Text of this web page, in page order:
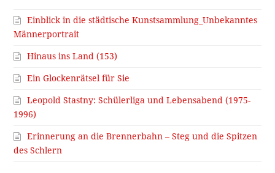
Einblick in die städtische Kunstsammlung_Unbekanntes
Männerportrait
Hinaus ins Land (153)
Ein Glockenrätsel für Sie
Leopold Stastny: Schülerliga und Lebensabend (1975-
1996)
Erinnerung an die Brennerbahn – Steg und die Spitzen
des Schlern